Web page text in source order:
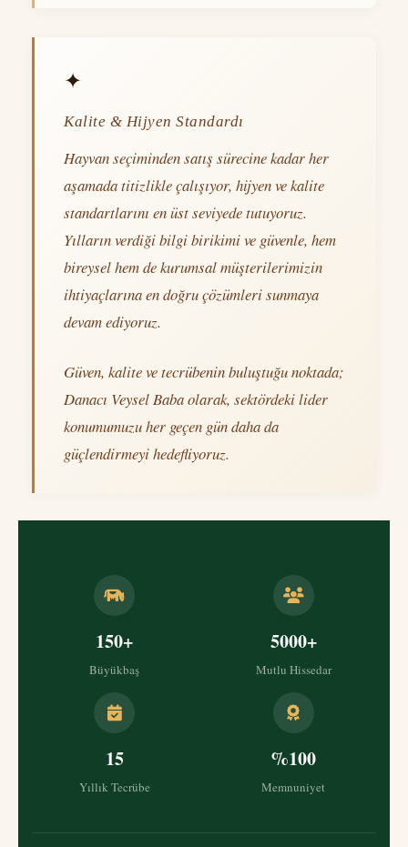
✦
Kalite & Hijyen Standardı
Hayvan seçiminden satış sürecine kadar her
aşamada titizlikle çalışıyor, hijyen ve kalite
standartlarını en üst seviyede tutuyoruz.
Yılların verdiği bilgi birikimi ve güvenle, hem
bireysel hem de kurumsal müşterilerimizin
ihtiyaçlarına en doğru çözümleri sunmaya
devam ediyoruz.
Güven, kalite ve tecrübenin buluştuğu noktada;
Danacı Veysel Baba olarak, sektördeki lider
konumumuzu her geçen gün daha da
güçlendirmeyi hedefliyoruz.
150+
Büyükbaş
5000+
Mutlu Hissedar
15
Yıllık Tecrübe
%100
Memnuniyet